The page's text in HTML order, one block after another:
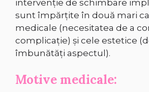
intervenție de schimbare
sunt împărțite în două mari
medicale (necesitatea de a
complicație) și cele estetice
îmbunătăți aspectul).
Motive medicale: